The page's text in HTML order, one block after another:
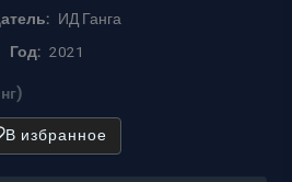
ИД Ганга
Год: 2021
В избранное